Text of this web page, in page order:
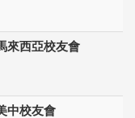
來西亞校友會
中校友會